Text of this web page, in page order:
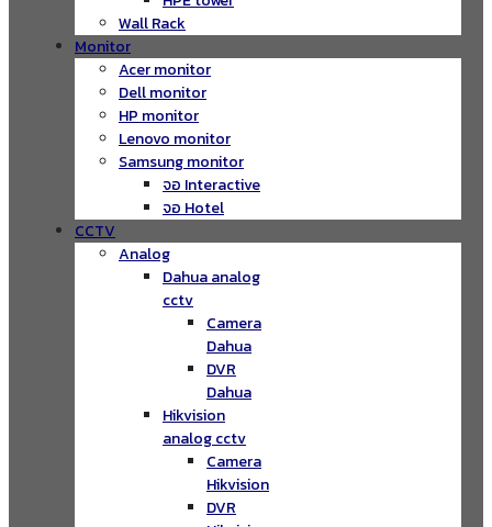
Wall Rack
Monitor
Acer monitor
Dell monitor
HP monitor
Lenovo monitor
Samsung monitor
จอ Interactive
จอ Hotel
CCTV
Analog
Dahua analog
cctv
Camera
Dahua
DVR
Dahua
Hikvision
analog cctv
Camera
Hikvision
DVR